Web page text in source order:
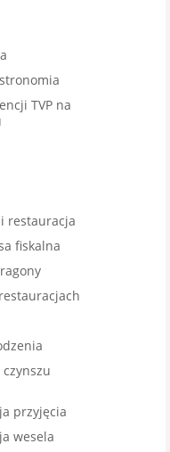
TVP na
restauracja
fiskalna
przyjęcia
wesela